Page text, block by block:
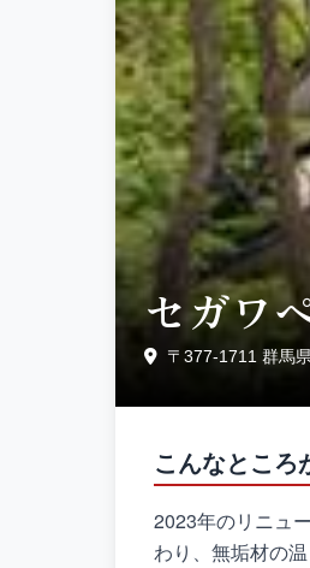
セガワ
〒377-1711 群馬
こんなところ
2023年のリニュ
わり、無垢材の